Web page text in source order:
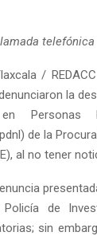
telefónica
/
la
en Personas
de la
al no tener
de
sin